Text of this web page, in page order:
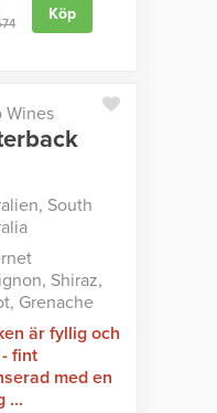
Köp
Wines
South
Shiraz,
Grenache
är fyllig och
fint
med en
...